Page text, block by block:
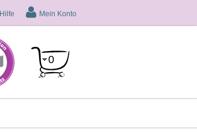
Hilfe Mein Konto
0